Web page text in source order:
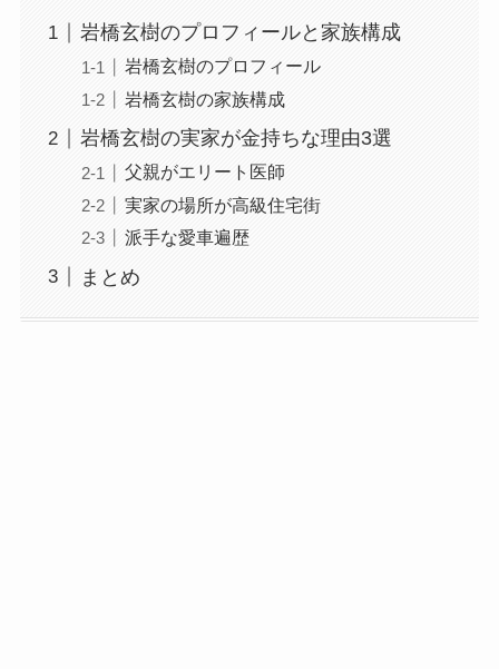
【ボイプラ2】参加者一覧を年齢順で紹介！日
本人はユメキ含め11名！
【2025最新】タイムレス新メンバー人気順まと
め！人気格差で寺西拓人がトップ独走？
【2025最新】Snow Manメンバー人気順まと
め！宮舘の人気が急上昇？
岩橋玄樹のプロフィールと家族構成
岩橋玄樹のプロフィール
岩橋玄樹の家族構成
岩橋玄樹の実家が金持ちな理由3選
父親がエリート医師
実家の場所が高級住宅街
派手な愛車遍歴
まとめ